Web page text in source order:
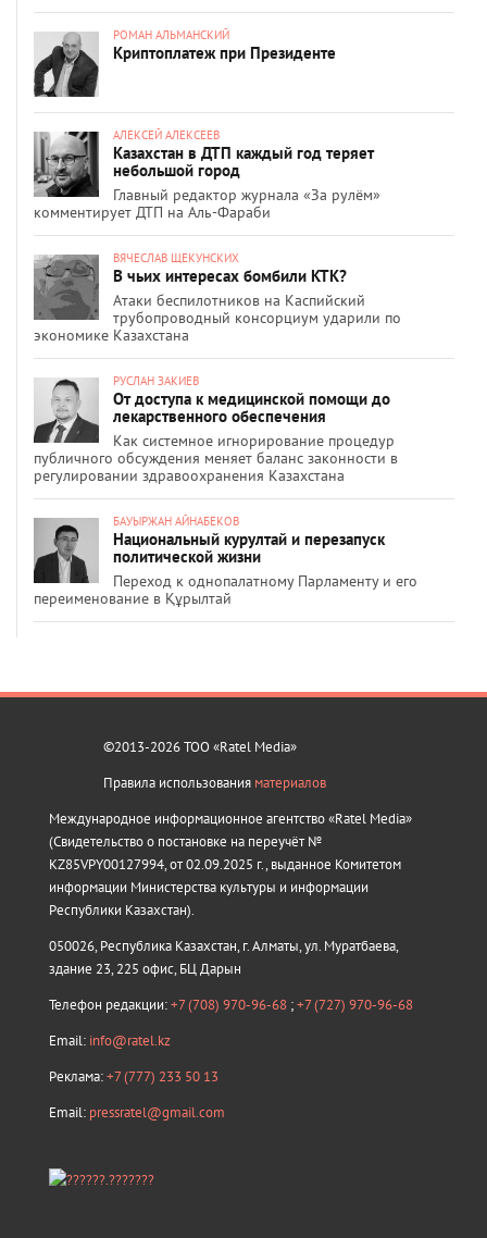
РОМАН АЛЬМАНСКИЙ
Криптоплатеж при Президенте
АЛЕКСЕЙ АЛЕКСЕЕВ
Казахстан в ДТП каждый год теряет
небольшой город
Главный редактор журнала «За рулём»
комментирует ДТП на Аль-Фараби
ВЯЧЕСЛАВ ЩЕКУНСКИХ
В чьих интересах бомбили КТК?
Атаки беспилотников на Каспийский
трубопроводный консорциум ударили по
экономике Казахстана
РУСЛАН ЗАКИЕВ
От доступа к медицинской помощи до
лекарственного обеспечения
Как системное игнорирование процедур
публичного обсуждения меняет баланс законности в
регулировании здравоохранения Казахстана
БАУЫРЖАН АЙНАБЕКОВ
Национальный курултай и перезапуск
политической жизни
Переход к однопалатному Парламенту и его
переименование в Құрылтай
©2013-2026 ТОО «Ratel Media»
Правила использования материалов
Международное информационное агентство «Ratel Media»
(Свидетельство о постановке на переучёт №
KZ85VPY00127994, от 02.09.2025 г., выданное Комитетом
информации Министерства культуры и информации
Республики Казахстан).
050026, Республика Казахстан, г. Алматы, ул. Муратбаева,
здание 23, 225 офис, БЦ Дарын
Телефон редакции:+7 (708) 970-96-68 ;+7 (727) 970-96-68
Email: info@ratel.kz
Реклама:+7 (777) 233 50 13
Email: pressratel@gmail.com